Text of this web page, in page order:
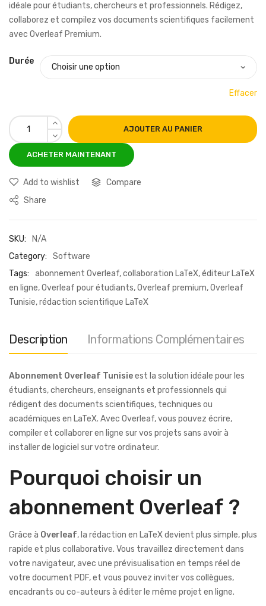
idéale pour étudiants, chercheurs et professionnels. Rédigez,
collaborez et compilez vos documents scientifiques facilement
avec Overleaf Premium.
Durée
Effacer
AJOUTER AU PANIER
Add to wishlist
Compare
Share
SKU:
N/A
Category:
Software
Tags:
abonnement Overleaf,collaboration LaTeX,éditeur LaTeX
en ligne,Overleaf pour étudiants,Overleaf premium,Overleaf
Tunisie,rédaction scientifique LaTeX
Description Informations Complémentaires
Abonnement Overleaf Tunisieest la solution idéale pour les
étudiants, chercheurs, enseignants et professionnels qui
rédigent des documents scientifiques, techniques ou
académiques en LaTeX. Avec Overleaf, vous pouvez écrire,
compiler et collaborer en ligne sur vos projets sans avoir à
installer de logiciel sur votre ordinateur.
Pourquoi choisir un
abonnement Overleaf ?
Grâce à Overleaf, la rédaction en LaTeX devient plus simple, plus
rapide et plus collaborative. Vous travaillez directement dans
votre navigateur, avec une prévisualisation en temps réel de
votre document PDF, et vous pouvez inviter vos collègues,
encadrants ou co-auteurs à éditer le même projet en ligne.